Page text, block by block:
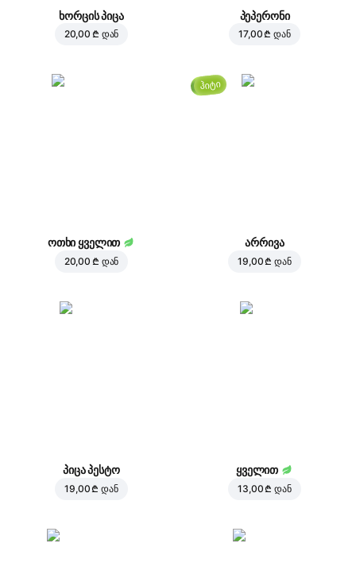
ხორცის პიცა
20,00 ₾ დან
პეპერონი
17,00 ₾ დან
ოთხი ყველით
20,00 ₾ დან
ჰიტი
არრივა
19,00 ₾ დან
პიცა პესტო
19,00 ₾ დან
ყველით
13,00 ₾ დან